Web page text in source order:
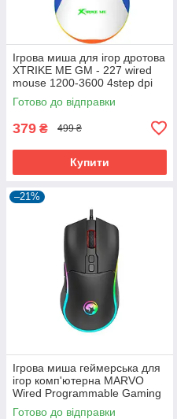
Ігрова миша для ігор дротова
XTRIKE ME GM - 227 wired
mouse 1200-3600 4step dpi
USB
Готово до відправки
379 ₴ 499 ₴
Купити
–21%
Ігрова миша геймерська для
ігор комп'ютерна MARVO
Wired Programmable Gaming
Mouse M358 |7200dpi|
Готово до відправки